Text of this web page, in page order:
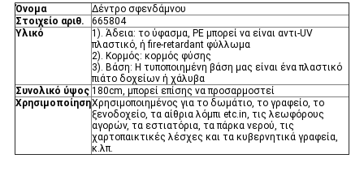
Όνομα
Δέντρο σφενδάμνου
Στοιχείο αριθ.
665804
Υλικό
1). Άδεια: το ύφασμα, PE μπορεί να είναι αντι-UV
πλαστικό, ή fire-retardant φύλλωμα
2). Κορμός: κορμός φύσης
3). Βάση: Η τυποποιημένη βάση μας είναι ένα πλαστικό
πιάτο δοχείων ή χάλυβα
Συνολικό ύψος 180cm, μπορεί επίσης να προσαρμοστεί
ΧρησιμοποίησηΧρησιμοποιημένος για το δωμάτιο, το γραφείο, το
ξενοδοχείο, τα αίθρια λόμπι etc.in, τις λεωφόρους
αγορών, τα εστιατόρια, τα πάρκα νερού, τις
χαρτοπαικτικές λέσχες και τα κυβερνητικά γραφεία,
κ.λπ.